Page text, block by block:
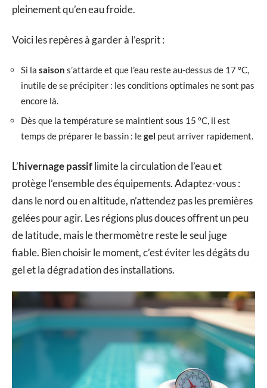
pleinement qu’en eau froide.
Voici les repères à garder à l’esprit :
Si la saison s’attarde et que l’eau reste au-dessus de 17 °C,
inutile de se précipiter : les conditions optimales ne sont pas
encore là.
Dès que la température se maintient sous 15 °C, il est
temps de préparer le bassin : legel peut arriver rapidement.
L’hivernage passiflimite la circulation de l’eau et
protège l’ensemble des équipements. Adaptez-vous :
dans le nord ou en altitude, n’attendez pas les premières
gelées pour agir. Les régions plus douces offrent un peu
de latitude, mais le thermomètre reste le seul juge
fiable. Bien choisir le moment, c’est éviter les dégâts du
gel et la dégradation des installations.